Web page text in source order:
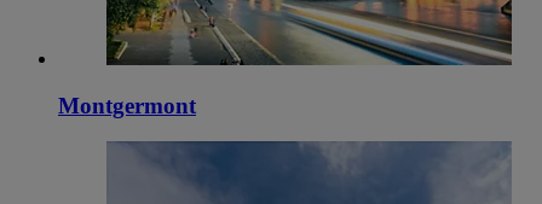
Montgermont